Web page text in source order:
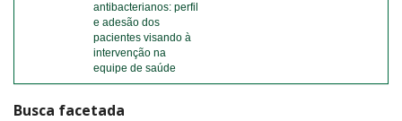
antibacterianos: perfil
e adesão dos
pacientes visando à
intervenção na
equipe de saúde
Busca facetada